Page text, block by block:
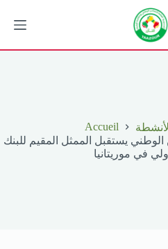
contenu
Accueil
الأنشطة
الوطني يستقبل الممثل المقيم للبنك
في موريتانيا